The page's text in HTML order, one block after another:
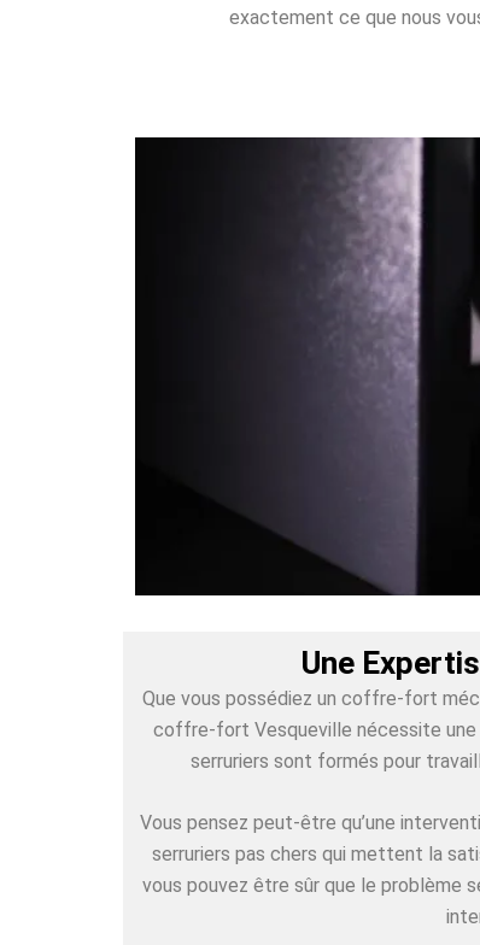
exactement ce que nous
Une
Que vous possédiez un coffre-fort
coffre-fort Vesqueville nécessite une
serruriers sont formés pour
Vous pensez peut-être qu’une
serruriers pas chers qui mettent la
vous pouvez être sûr que le problème